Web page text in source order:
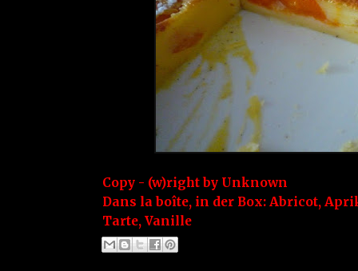
Copy - (w)right by Unknown
Dans la boîte, in der Box: Abricot,
Tarte, Vanille